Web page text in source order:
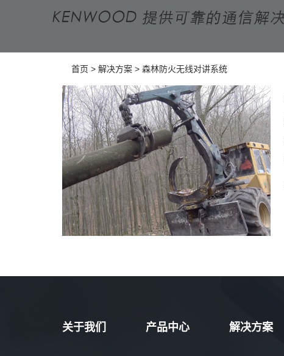
首页 > 解决方案 > 森林防火无线对讲系统
关于我们 产品中心 解决方案